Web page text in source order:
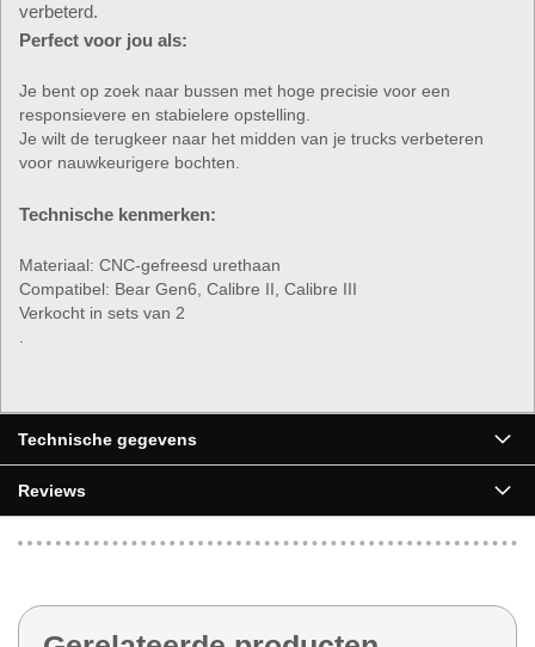
verbeterd.
Perfect voor jou als:
Je bent op zoek naar bussen met hoge precisie voor een
responsievere en stabielere opstelling.
Je wilt de terugkeer naar het midden van je trucks verbeteren
voor nauwkeurigere bochten.
Technische kenmerken:
Materiaal: CNC-gefreesd urethaan
Compatibel: Bear Gen6, Calibre II, Calibre III
Verkocht in sets van 2
.
Technische gegevens
Reviews